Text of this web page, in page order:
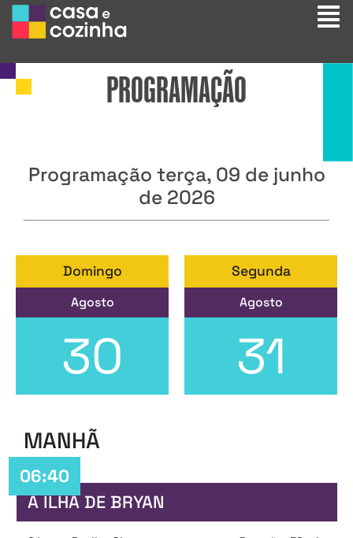
PROGRAMAÇÃO
Programação terça, 09 de junho
de 2026
Domingo
Agosto
30
Segunda
Agosto
31
MANHÃ
06:40
A ILHA DE BRYAN